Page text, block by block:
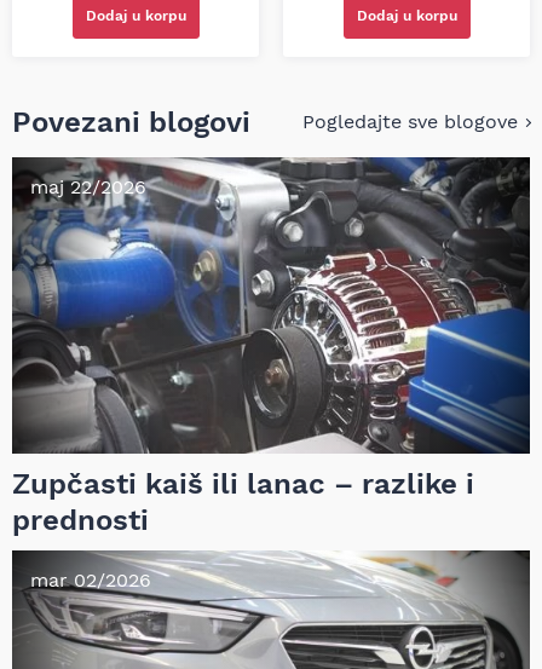
Dodaj u korpu Dodaj u korpu
Povezani blogovi Pogledajte sve blogove
maj 22/2026
Zupčasti kaiš ili lanac – razlike i
prednosti
mar 02/2026